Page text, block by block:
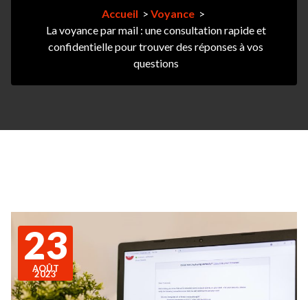
Accueil > Voyance>
La voyance par mail : une consultation rapide et
confidentielle pour trouver des réponses à vos
questions
23
AOÛT
2023